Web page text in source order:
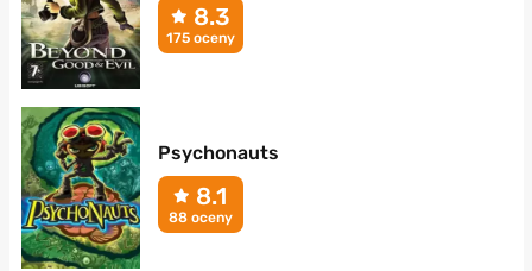
8.3
175 oceny
Psychonauts
8.1
88 oceny